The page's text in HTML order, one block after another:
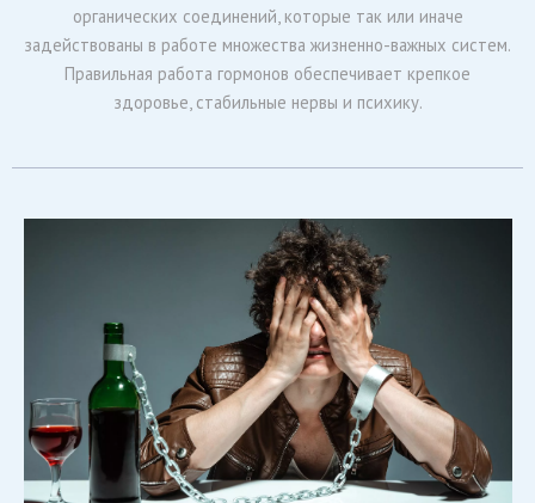
органических соединений, которые так или иначе
задействованы в работе множества жизненно-важных систем.
Правильная работа гормонов обеспечивает крепкое
здоровье, стабильные нервы и психику.